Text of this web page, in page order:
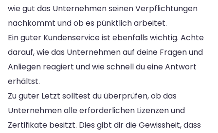
wie gut das Unternehmen seinen Verpflichtungen
nachkommt und ob es pünktlich arbeitet.
Ein guter Kundenservice ist ebenfalls wichtig. Achte
darauf, wie das Unternehmen auf deine Fragen und
Anliegen reagiert und wie schnell du eine Antwort
erhältst.
Zu guter Letzt solltest du überprüfen, ob das
Unternehmen alle erforderlichen Lizenzen und
Zertifikate besitzt. Dies gibt dir die Gewissheit, dass